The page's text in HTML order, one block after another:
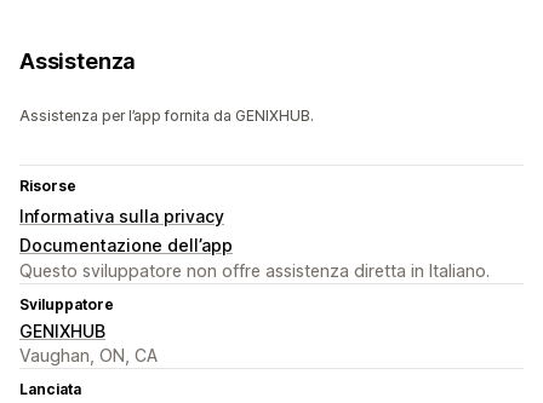
Assistenza
Assistenza per l’app fornita da GENIXHUB.
Risorse
Informativa sulla privacy
Documentazione dell’app
Questo sviluppatore non offre assistenza diretta in Italiano.
Sviluppatore
GENIXHUB
Vaughan, ON, CA
Lanciata